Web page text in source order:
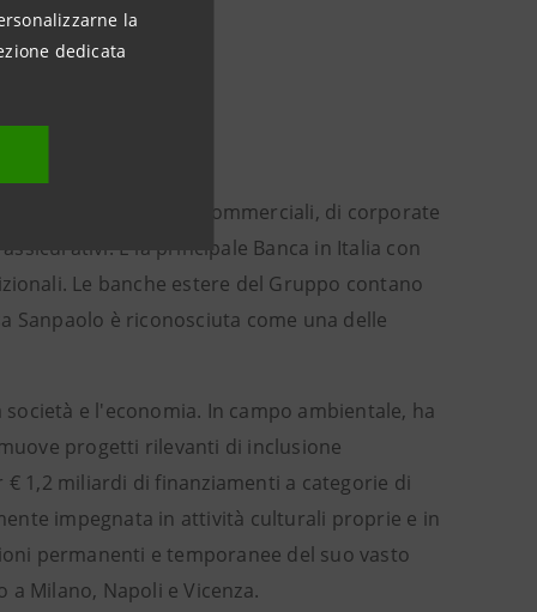
la
dedicata
Offre servizi bancari commerciali, di corporate
È la principale Banca in Italia con
Le banche estere del Gruppo contano
Sanpaolo è riconosciuta come una delle
e l'economia. In campo ambientale, ha
progetti rilevanti di inclusione
1,2 miliardi di finanziamenti a categorie di
impegnata in attività culturali proprie e in
permanenti e temporanee del suo vasto
Milano, Napoli e Vicenza.